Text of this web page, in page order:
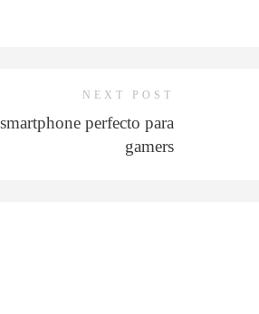
NEXT POST
perfecto para
gamers